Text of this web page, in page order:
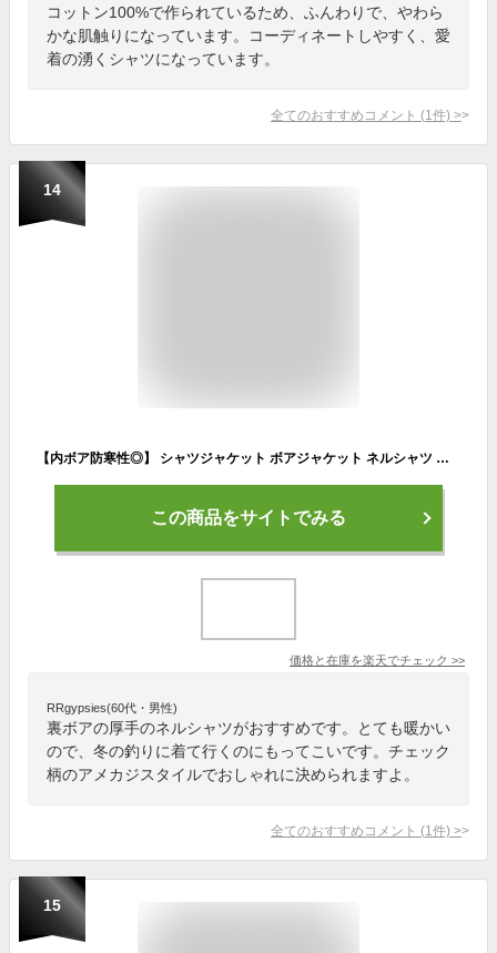
コットン100%で作られているため、ふんわりで、やわら
かな肌触りになっています。コーディネートしやすく、愛
着の湧くシャツになっています。
全てのおすすめコメント (1 件) >
14
【内ボア防寒性◎】 シャツジャケット ボアジャケット ネルシャツ メンズ レディース ★REV 7988071 シャツ カジュアルシャツ 長袖 ボア ジャケット 長袖シャツ 秋冬 チェック柄 チェック 起毛 アメカジ 裏ボア ジャケットメンズ Vintage 厚手 着る毛布 暖かい 防寒 送料無料
この商品をサイトでみる
価格と在庫を楽天でチェック >>
RRgypsies(60代・男性)
裏ボアの厚手のネルシャツがおすすめです。とても暖かい
ので、冬の釣りに着て行くのにもってこいです。チェック
柄のアメカジスタイルでおしゃれに決められますよ。
全てのおすすめコメント (1 件) >
15